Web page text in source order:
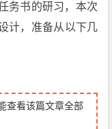
务书的研习，本次
计，准备从以下几
查看该篇文章全部